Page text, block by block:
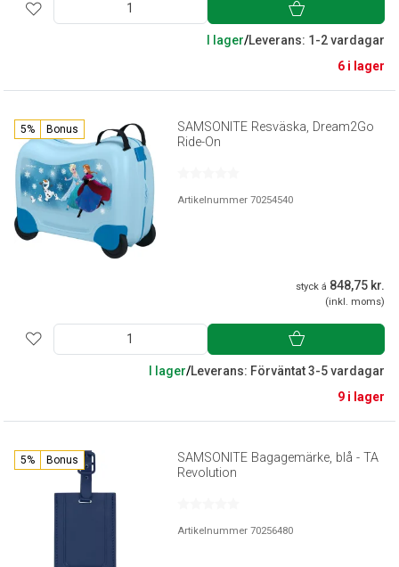
I lager/Leverans: 1-2 vardagar
6 i lager
5% Bonus
SAMSONITE Resväska, Dream2Go
Ride-On
Artikelnummer 70254540
styck á 848,75 kr.
(inkl. moms)
I lager/Leverans: Förväntat 3-5 vardagar
9 i lager
5% Bonus
SAMSONITE Bagagemärke, blå - TA
Revolution
Artikelnummer 70256480